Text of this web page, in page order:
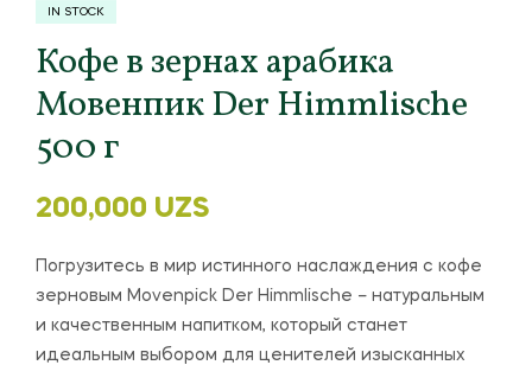
IN STOCK
Кофе в зернах арабика
Мовенпик Der Himmlische
500 г
200,000 UZS
Погрузитесь в мир истинного наслаждения с кофе
зерновым Movenpick Der Himmlische – натуральным
и качественным напитком, который станет
идеальным выбором для ценителей изысканных